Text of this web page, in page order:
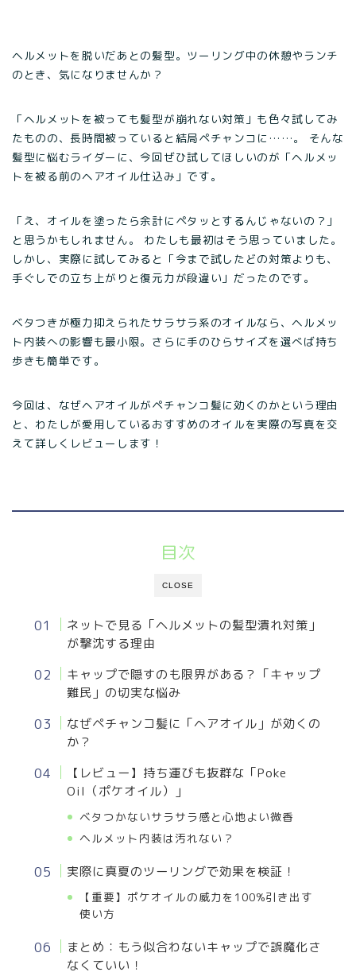
ヘルメットを脱いだあとの髪型。ツーリング中の休憩やランチ
のとき、気になりませんか？
「ヘルメットを被っても髪型が崩れない対策」も色々試してみ
たものの、長時間被っていると結局ペチャンコに……。 そんな
髪型に悩むライダーに、今回ぜひ試してほしいのが「ヘルメッ
トを被る前のヘアオイル仕込み」です。
「え、オイルを塗ったら余計にペタッとするんじゃないの？」
と思うかもしれません。 わたしも最初はそう思っていました。
しかし、実際に試してみると「今まで試したどの対策よりも、
手ぐしでの立ち上がりと復元力が段違い」だったのです。
ベタつきが極力抑えられたサラサラ系のオイルなら、ヘルメッ
ト内装への影響も最小限。さらに手のひらサイズを選べば持ち
歩きも簡単です。
今回は、なぜヘアオイルがペチャンコ髪に効くのかという理由
と、わたしが愛用しているおすすめのオイルを実際の写真を交
えて詳しくレビューします！
CLOSE
目次
ネットで見る「ヘルメットの髪型潰れ対策」
が撃沈する理由
キャップで隠すのも限界がある？「キャップ
難民」の切実な悩み
なぜペチャンコ髪に「ヘアオイル」が効くの
か？
【レビュー】持ち運びも抜群な「Poke
Oil（ポケオイル）」
ベタつかないサラサラ感と心地よい微香
ヘルメット内装は汚れない？
実際に真夏のツーリングで効果を検証！
【重要】ポケオイルの威力を100%引き出す
使い方
まとめ：もう似合わないキャップで誤魔化さ
なくていい！